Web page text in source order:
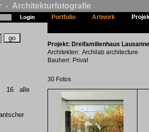
- Architekturfotografie
16
alle
Portfolio Artwork
Projekt: Dreifamilienhaus
Architekten: Archilab architecture
Bauherr: Privat
30 Fotos